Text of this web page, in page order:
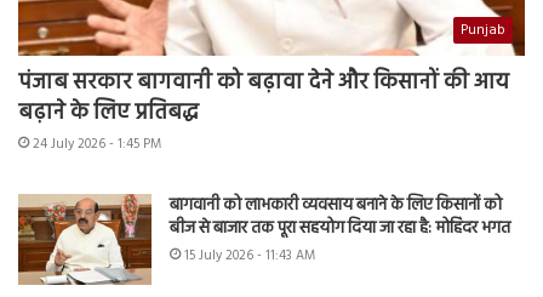
Punjab
पंजाब सरकार बागवानी को बढ़ावा देने और किसानों की आय
बढ़ाने के लिए प्रतिबद्ध
24 July 2026 - 1:45 PM
बागवानी को लाभकारी व्यवसाय बनाने के लिए किसानों को
बीज से बाजार तक पूरा सहयोग दिया जा रहा है: मोहिंदर भगत
15 July 2026 - 11:43 AM